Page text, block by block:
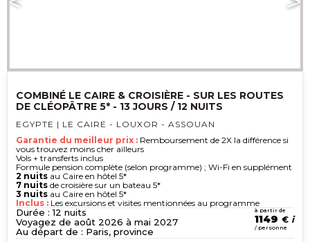
COMBINÉ LE CAIRE & CROISIÈRE - SUR LES ROUTES
DE CLÉOPÂTRE 5* - 13 JOURS / 12 NUITS
EGYPTE | LE CAIRE - LOUXOR - ASSOUAN
Garantie du meilleur prix : Remboursement de 2X la différence si
vous trouvez moins cher ailleurs
Vols + transferts inclus
Formule pension complète (selon programme) ; Wi-Fi en supplément
2 nuits au Caire en hôtel 5*
7 nuits de croisière sur un bateau 5*
3 nuits au Caire en hôtel 5*
Inclus : Les excursions et visites mentionnées au programme
Durée : 12 nuits
Voyagez de août 2026 à mai 2027
Au départ de : Paris, province
à partir de
1149 €
/ personne